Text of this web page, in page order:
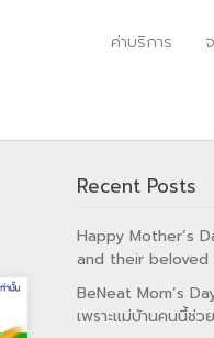
ค่าบริการ
Recent Posts
Happy Mother’s
and their beloved
BeNeat Mom’s
เพราะแม่บ้านคนนี้ช่